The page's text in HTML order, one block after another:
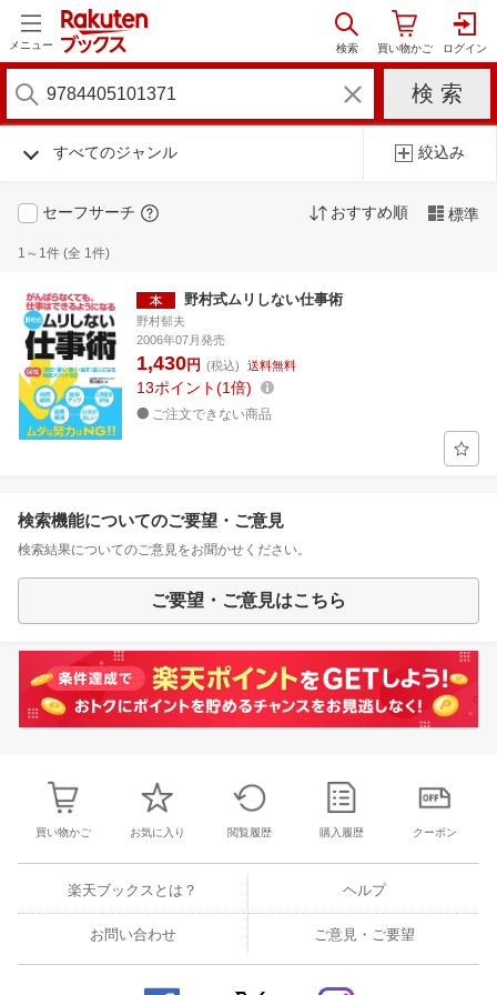
メニュー
すべてのジャンル 絞込み
セーフサーチ おすすめ順 標準
1～1件 (全 1件)
野村式ムリしない仕事術
野村郁夫
2006年07月発売
1,430円 (税込) 送料無料
13ポイント 1倍
ご注文できない商品
検索機能についてのご要望・ご意見
検索結果についてのご意見をお聞かせください。
ご要望・ご意見はこちら
買い物かご お気に入り 閲覧履歴 購入履歴 クーポン
楽天ブックスとは？ ヘルプ
お問い合わせ ご意見・ご要望